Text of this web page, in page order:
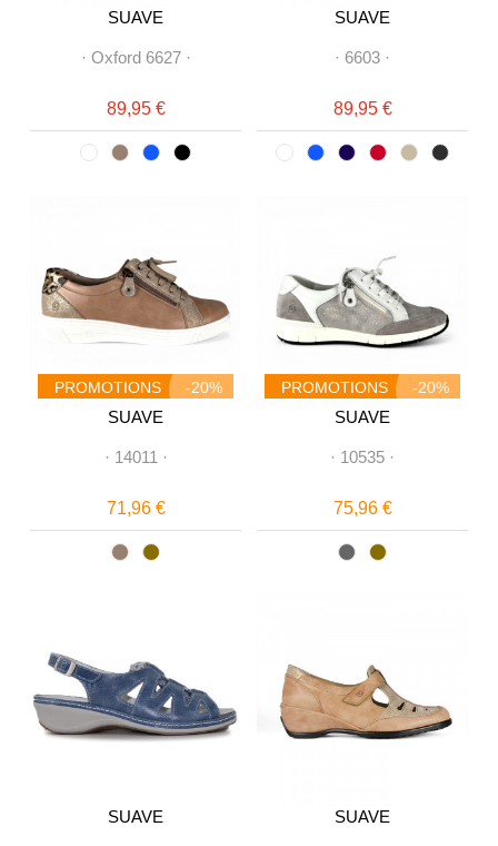
SUAVE
· Oxford 6627·
89,95 €
SUAVE
· 6603 ·
89,95 €
PROMOTIONS -20%
SUAVE
· 14011 ·
71,96 €
PROMOTIONS -20%
SUAVE
· 10535 ·
75,96 €
SUAVE SUAVE